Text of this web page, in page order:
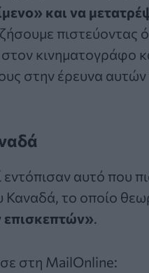
και να
πιστεύοντας
κινηματογράφο
στην έρευνα
αυτό που
το οποίο
επισκεπτών»
στη MailOnline: